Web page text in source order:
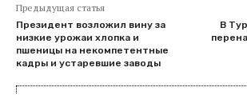
Предыдущая статья
Президент возложил вину за
низкие урожаи хлопка и
пшеницы на некомпетентные
кадры и устаревшие заводы
В